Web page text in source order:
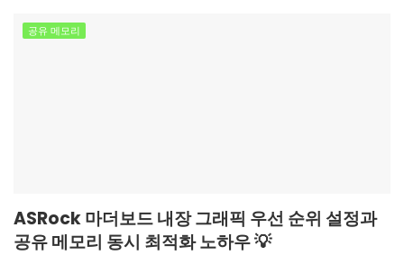
공유 메모리
ASRock 마더보드 내장 그래픽 우선 순위 설정과
공유 메모리 동시 최적화 노하우 💡